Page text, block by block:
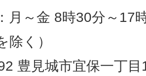
月～金 8時30分～17
除く）
豊見城市宜保一丁目